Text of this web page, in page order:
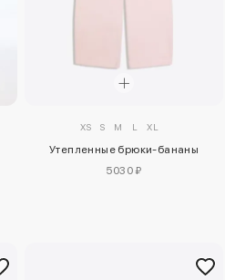
XS S M L XL
Утепленные брюки-бананы
5030 ₽